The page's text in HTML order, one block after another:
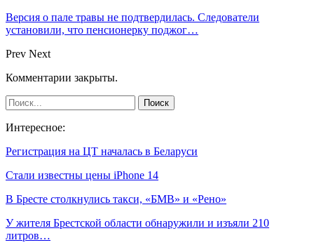
Версия о пале травы не подтвердилась. Следователи
установили, что пенсионерку поджог…
Prev Next
Комментарии закрыты.
Интересное:
Регистрация на ЦТ началась в Беларуси
Стали известны цены iPhone 14
В Бресте столкнулись такси, «БМВ» и «Рено»
У жителя Брестской области обнаружили и изъяли 210
литров…